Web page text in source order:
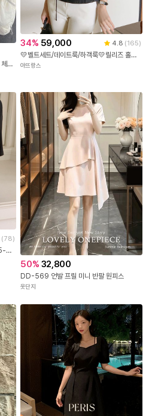
[살안타템!/오버핏] 여름 봄 간절기 긴팔 체크 시스루 오버핏 셔츠 남방 4color
34% 59,000 4.8 (165)
💛벨트세트/데이트룩/하객룩💛릴리즈 홀터넥 반하이넥 벨트 민소매 나시 하객블라우스 bs
아뜨랑스
(78)
🔥 26%최대세일🔥브라캡선택가능/55-88! 데미스 찰랑 잠옷파자마원피스
50% 32,800
DD-569 언발 프릴 미니 반팔 원피스
옷단지